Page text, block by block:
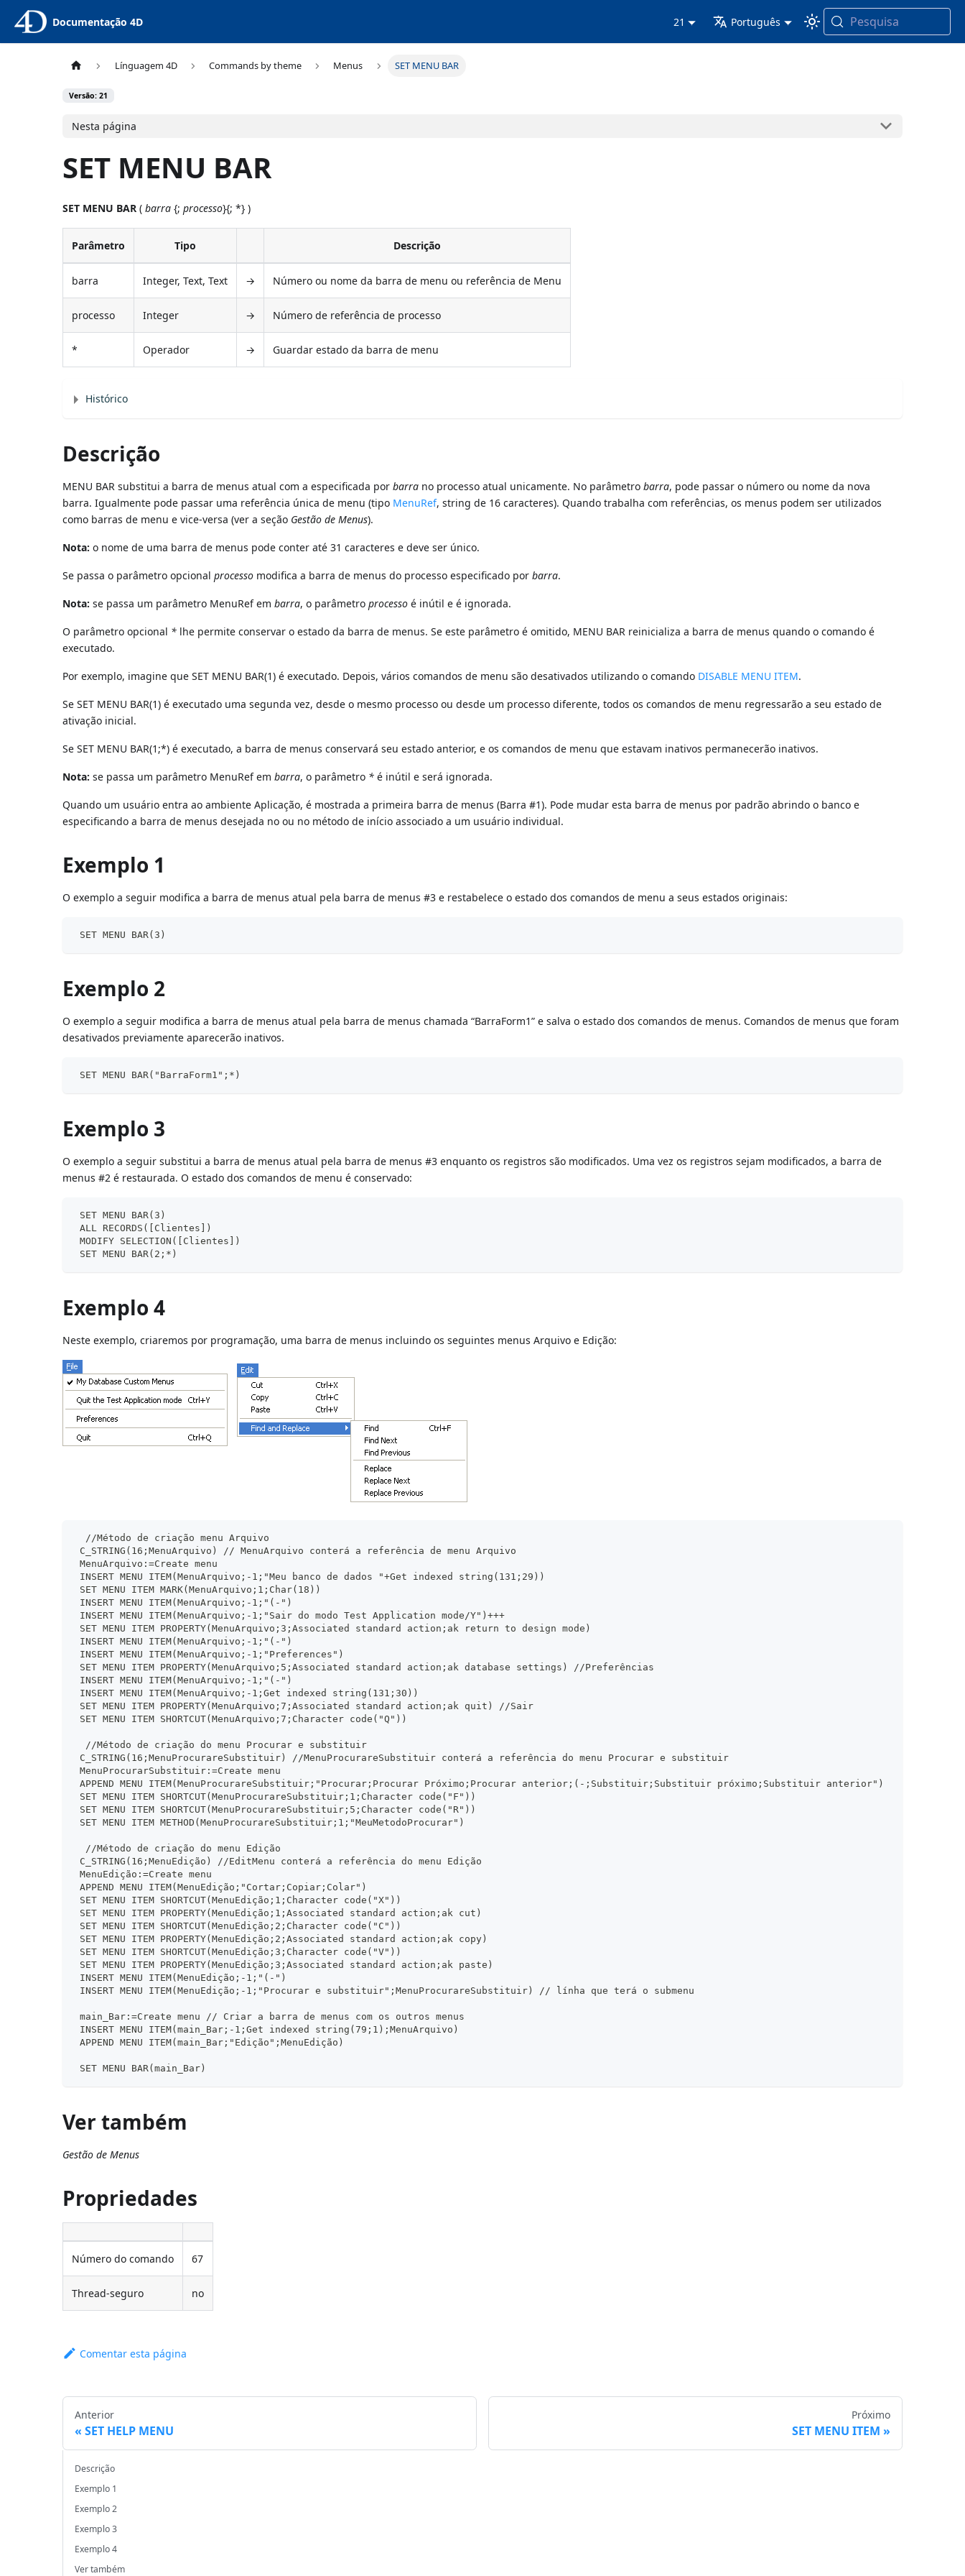
Documentação 4D 21 Português Pesquisa
Línguagem 4D Commands by theme Menus SET MENU BAR
Versão: 21
Nesta página
SET MENU BAR
SET MENU BAR (barra {;processo}{; *} )
Parâmetro Tipo Descrição
barra Integer, Text, Text → Número ou nome da barra de menu ou referência de Menu
processo Integer → Número de referência de processo
* Operador → Guardar estado da barra de menu
Histórico
Descrição
MENU BAR substitui a barra de menus atual com a especificada porbarra no processo atual unicamente. No parâmetrobarra, pode passar o número ou nome da nova
barra. Igualmente pode passar uma referência única de menu (tipo MenuRef, string de 16 caracteres). Quando trabalha com referências, os menus podem ser utilizados
como barras de menu e vice-versa (ver a seção Gestão de Menus).
Nota: o nome de uma barra de menus pode conter até 31 caracteres e deve ser único.
Se passa o parâmetro opcionalprocesso modifica a barra de menus do processo especificado porbarra.
Nota: se passa um parâmetro MenuRef embarra, o parâmetroprocesso é inútil e é ignorada.
O parâmetro opcional * lhe permite conservar o estado da barra de menus. Se este parâmetro é omitido, MENU BAR reinicializa a barra de menus quando o comando é
executado.
Por exemplo, imagine que SET MENU BAR(1) é executado. Depois, vários comandos de menu são desativados utilizando o comando DISABLE MENU ITEM.
Se SET MENU BAR(1) é executado uma segunda vez, desde o mesmo processo ou desde um processo diferente, todos os comandos de menu regressarão a seu estado de
ativação inicial.
Se SET MENU BAR(1;*) é executado, a barra de menus conservará seu estado anterior, e os comandos de menu que estavam inativos permanecerão inativos.
Nota: se passa um parâmetro MenuRef embarra, o parâmetro * é inútil e será ignorada.
Quando um usuário entra ao ambiente Aplicação, é mostrada a primeira barra de menus (Barra #1). Pode mudar esta barra de menus por padrão abrindo o banco e
especificando a barra de menus desejada no ou no método de início associado a um usuário individual.
Exemplo 1
O exemplo a seguir modifica a barra de menus atual pela barra de menus #3 e restabelece o estado dos comandos de menu a seus estados originais:
SET MENU BAR(3)
Exemplo 2
O exemplo a seguir modifica a barra de menus atual pela barra de menus chamada “BarraForm1” e salva o estado dos comandos de menus. Comandos de menus que foram
desativados previamente aparecerão inativos.
SET MENU BAR("BarraForm1";*)
Exemplo 3
O exemplo a seguir substitui a barra de menus atual pela barra de menus #3 enquanto os registros são modificados. Uma vez os registros sejam modificados, a barra de
menus #2 é restaurada. O estado dos comandos de menu é conservado:
SET MENU BAR(3)
ALL RECORDS([Clientes])
MODIFY SELECTION([Clientes])
SET MENU BAR(2;*)
Exemplo 4
Neste exemplo, criaremos por programação, uma barra de menus incluindo os seguintes menus Arquivo e Edição:
//Método de criação menu Arquivo
C_STRING(16;MenuArquivo) // MenuArquivo conterá a referência de menu Arquivo
MenuArquivo:=Create menu
INSERT MENU ITEM(MenuArquivo;-1;"Meu banco de dados "+Get indexed string(131;29))
SET MENU ITEM MARK(MenuArquivo;1;Char(18))
INSERT MENU ITEM(MenuArquivo;-1;"(-")
INSERT MENU ITEM(MenuArquivo;-1;"Sair do modo Test Application mode/Y")+++
SET MENU ITEM PROPERTY(MenuArquivo;3;Associated standard action;ak return to design mode)
INSERT MENU ITEM(MenuArquivo;-1;"(-")
INSERT MENU ITEM(MenuArquivo;-1;"Preferences")
SET MENU ITEM PROPERTY(MenuArquivo;5;Associated standard action;ak database settings) //Preferências
INSERT MENU ITEM(MenuArquivo;-1;"(-")
INSERT MENU ITEM(MenuArquivo;-1;Get indexed string(131;30))
SET MENU ITEM PROPERTY(MenuArquivo;7;Associated standard action;ak quit) //Sair
SET MENU ITEM SHORTCUT(MenuArquivo;7;Character code("Q"))
//Método de criação do menu Procurar e substituir
C_STRING(16;MenuProcurareSubstituir) //MenuProcurareSubstituir conterá a referência do menu Procurar e substituir
MenuProcurarSubstituir:=Create menu
APPEND MENU ITEM(MenuProcurareSubstituir;"Procurar;Procurar Próximo;Procurar anterior;(-;Substituir;Substituir próximo;Substituir anterior")
SET MENU ITEM SHORTCUT(MenuProcurareSubstituir;1;Character code("F"))
SET MENU ITEM SHORTCUT(MenuProcurareSubstituir;5;Character code("R"))
SET MENU ITEM METHOD(MenuProcurareSubstituir;1;"MeuMetodoProcurar")
//Método de criação do menu Edição
C_STRING(16;MenuEdição) //EditMenu conterá a referência do menu Edição
MenuEdição:=Create menu
APPEND MENU ITEM(MenuEdição;"Cortar;Copiar;Colar")
SET MENU ITEM SHORTCUT(MenuEdição;1;Character code("X"))
SET MENU ITEM PROPERTY(MenuEdição;1;Associated standard action;ak cut)
SET MENU ITEM SHORTCUT(MenuEdição;2;Character code("C"))
SET MENU ITEM PROPERTY(MenuEdição;2;Associated standard action;ak copy)
SET MENU ITEM SHORTCUT(MenuEdição;3;Character code("V"))
SET MENU ITEM PROPERTY(MenuEdição;3;Associated standard action;ak paste)
INSERT MENU ITEM(MenuEdição;-1;"(-")
INSERT MENU ITEM(MenuEdição;-1;"Procurar e substituir";MenuProcurareSubstituir) // línha que terá o submenu
main_Bar:=Create menu // Criar a barra de menus com os outros menus
INSERT MENU ITEM(main_Bar;-1;Get indexed string(79;1);MenuArquivo)
APPEND MENU ITEM(main_Bar;"Edição";MenuEdição)
SET MENU BAR(main_Bar)
Ver também
Gestão de Menus
Propriedades
Número do comando 67
Thread-seguro no
Comentar esta página
Anterior
SET HELP MENU
Próximo
SET MENU ITEM
Descrição
Exemplo 1
Exemplo 2
Exemplo 3
Exemplo 4
Ver também